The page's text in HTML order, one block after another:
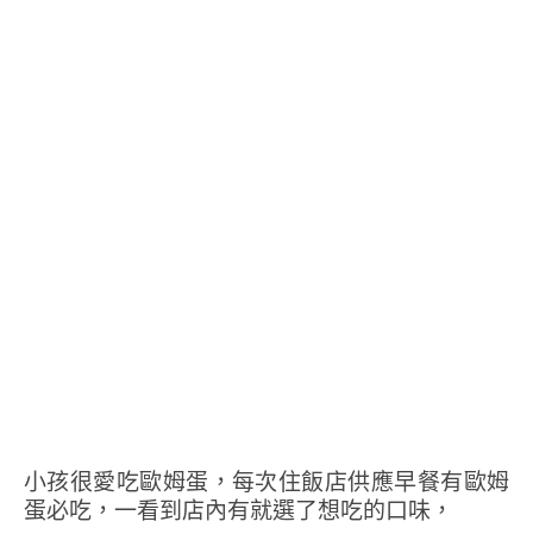
小孩很愛吃歐姆蛋，每次住飯店供應早餐有歐姆
蛋必吃，一看到店內有就選了想吃的口味，